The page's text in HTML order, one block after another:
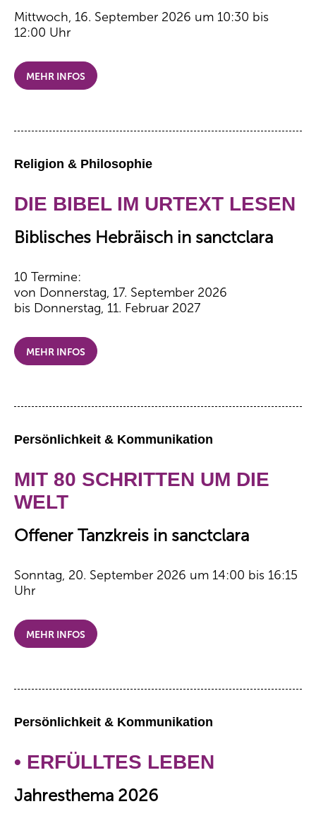
Mittwoch, 16. September 2026 um 10:30 bis
12:00 Uhr
MEHR INFOS
Religion & Philosophie
DIE BIBEL IM URTEXT LESEN
Biblisches Hebräisch in sanctclara
10 Termine:
von Donnerstag, 17. September 2026
bis Donnerstag, 11. Februar 2027
MEHR INFOS
Persönlichkeit & Kommunikation
MIT 80 SCHRITTEN UM DIE
WELT
Offener Tanzkreis in sanctclara
Sonntag, 20. September 2026 um 14:00 bis 16:15
Uhr
MEHR INFOS
Persönlichkeit & Kommunikation
• ERFÜLLTES LEBEN
Jahresthema 2026